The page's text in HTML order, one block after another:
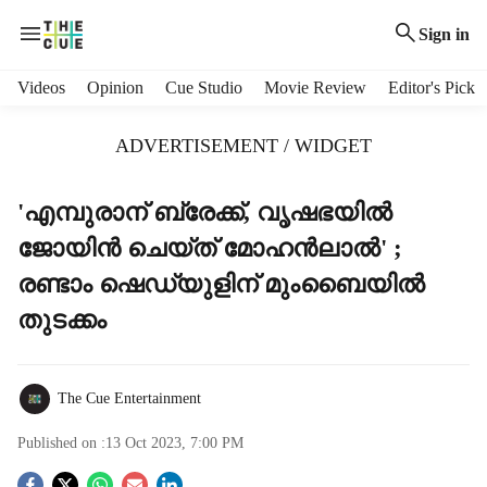
Sign in
Videos Opinion Cue Studio Movie Review Editor's Pick
ADVERTISEMENT / WIDGET
'എമ്പുരാന് ബ്രേക്ക്, വൃഷഭയിൽ
ജോയിൻ ചെയ്ത് മോഹൻലാൽ' ;
രണ്ടാം ഷെഡ്യുളിന് മുംബൈയിൽ
തുടക്കം
The Cue Entertainment
Published on :13 Oct 2023, 7:00 PM